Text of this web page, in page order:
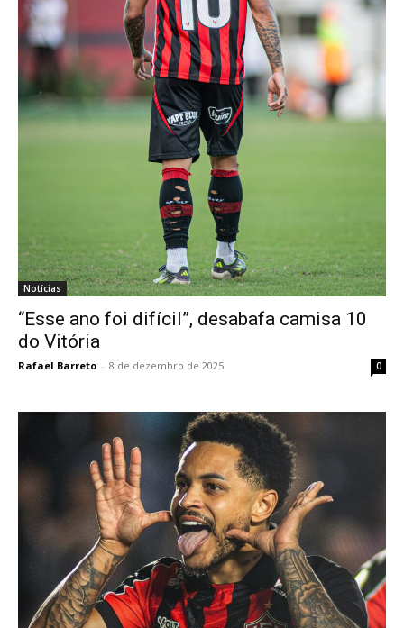
Notícias
“Esse ano foi difícil”, desabafa camisa 10
do Vitória
Rafael Barreto - 8 de dezembro de 2025 0